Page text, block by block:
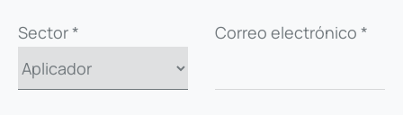
Sector * Correo electrónico *